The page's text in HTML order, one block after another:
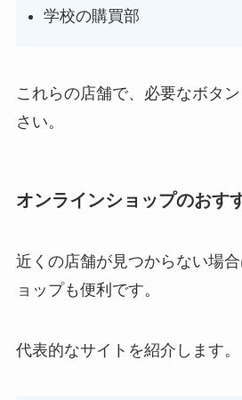
学校の購買部
これらの店舗で、必要なボタ
さい。
オンラインショップのおす
近くの店舗が見つからない場
ョップも便利です。
代表的なサイトを紹介します。